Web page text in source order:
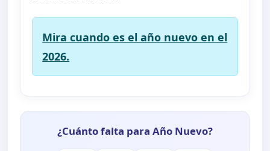
Mira cuando es el año nuevo en el
2026.
¿Cuánto falta para Año Nuevo?